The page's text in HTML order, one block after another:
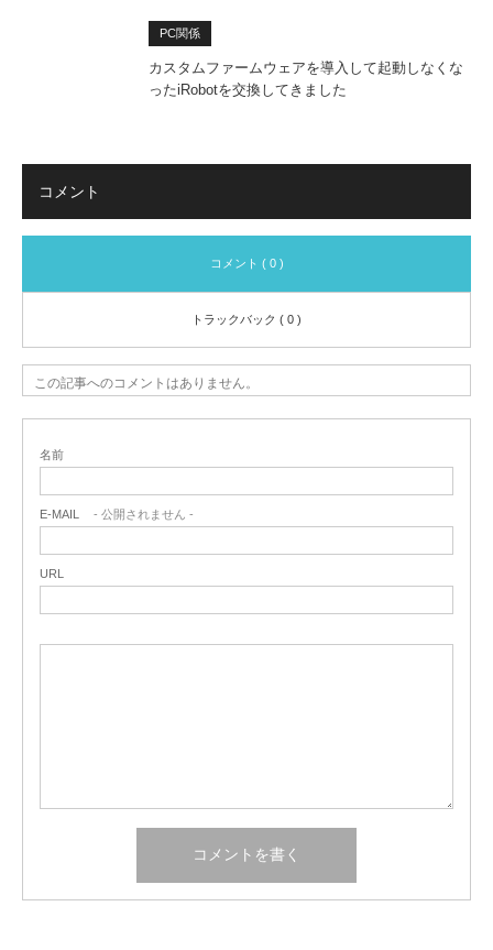
PC関係
カスタムファームウェアを導入して起動しなくな
ったiRobotを交換してきました
コメント
コメント ( 0 )
トラックバック ( 0 )
この記事へのコメントはありません。
名前
E-MAIL - 公開されません -
URL